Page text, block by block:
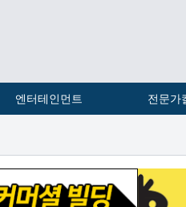
엔터테인먼트 전문가